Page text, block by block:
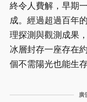
終令人費解，早期
成。經過超過百年
理探測與觀測成果
冰層封存一座存在
個不需陽光也能生
廣